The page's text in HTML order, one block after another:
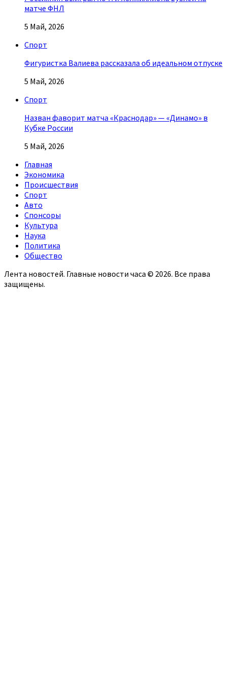
матче ФНЛ
5 Май, 2026
Спорт
Фигуристка Валиева рассказала об идеальном отпуске
5 Май, 2026
Спорт
Назван фаворит матча «Краснодар» — «Динамо» в
Кубке России
5 Май, 2026
Главная
Экономика
Происшествия
Спорт
Авто
Спонсоры
Культура
Наука
Политика
Общество
Лента новостей. Главные новости часа © 2026. Все права
защищены.